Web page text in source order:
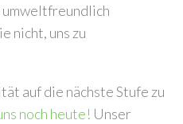
umweltfreundlich
nicht, uns zu
auf die nächste Stufe zu
noch heute! Unser